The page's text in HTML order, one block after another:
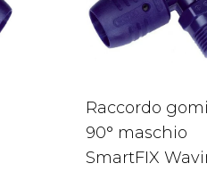
Raccordo
90° maschio
SmartFIX